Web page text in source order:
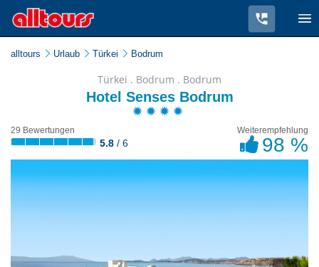
alltours Urlaub Türkei Bodrum
Türkei . Bodrum . Bodrum
Hotel Senses Bodrum
29 Bewertungen
5.8 / 6
Weiterempfehlung
98 %